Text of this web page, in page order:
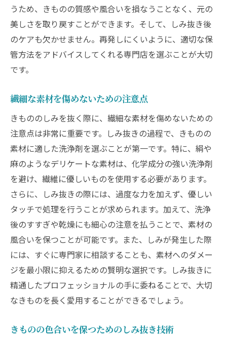
うため、きものの質感や風合いを損なうことなく、元の
美しさを取り戻すことができます。そして、しみ抜き後
のケアも欠かせません。再発しにくいように、適切な保
管方法をアドバイスしてくれる専門店を選ぶことが大切
です。
繊細な素材を傷めないための注意点
きもののしみを抜く際に、繊細な素材を傷めないための
注意点は非常に重要です。しみ抜きの過程で、きものの
素材に適した洗浄剤を選ぶことが第一です。特に、絹や
麻のようなデリケートな素材は、化学成分の強い洗浄剤
を避け、繊維に優しいものを使用する必要があります。
さらに、しみ抜きの際には、過度な力を加えず、優しい
タッチで処理を行うことが求められます。加えて、洗浄
後のすすぎや乾燥にも細心の注意を払うことで、素材の
風合いを保つことが可能です。また、しみが発生した際
には、すぐに専門家に相談することも、素材へのダメー
ジを最小限に抑えるための賢明な選択です。しみ抜きに
精通したプロフェッショナルの手に委ねることで、大切
なきものを長く愛用することができるでしょう。
きものの色合いを保つためのしみ抜き技術